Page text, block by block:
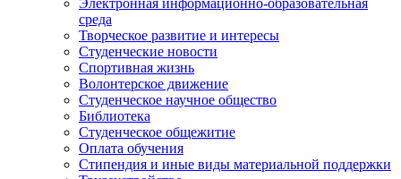
среда
Творческое развитие и интересы
Студенческие новости
Спортивная жизнь
Волонтерское движение
Студенческое научное общество
Библиотека
Студенческое общежитие
Оплата обучения
Стипендия и иные виды материальной поддержки